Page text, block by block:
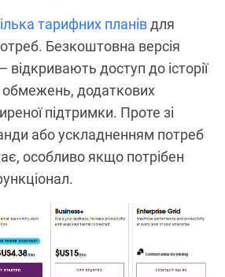
тарифних планівдля
Безкоштовна версія
відкривають доступ до історії
обмежень, додаткових
підтримки. Проте зі
або ускладненням потреб
особливо якщо потрібен